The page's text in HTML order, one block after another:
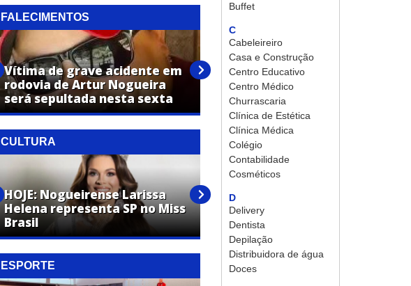
Buffet
C
Cabeleireiro
Casa e Construção
Centro Educativo
Centro Médico
Churrascaria
Clínica de Estética
Clínica Médica
Colégio
Contabilidade
Cosméticos
D
Delivery
Dentista
Depilação
Distribuidora de água
Doces
FALECIMENTOS
Vítima de grave acidente em
rodovia de Artur Nogueira
será sepultada nesta sexta
Moradora de Artur Nogueira,
Maria Casturina Queiroz
morre aos 68 anos
CULTURA
HOJE: Nogueirense Larissa
Helena representa SP no Miss
Brasil
Grupo de Artur Nogueira
conquista 12 premiações em
festival de dança
ESPORTE